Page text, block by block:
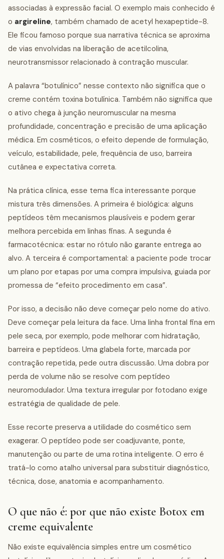
associadas à expressão facial. O exemplo mais conhecido é
o argireline, também chamado de acetyl hexapeptide-8.
Ele ficou famoso porque sua narrativa técnica se aproxima
de vias envolvidas na liberação de acetilcolina,
neurotransmissor relacionado à contração muscular.
A palavra “botulínico” nesse contexto não significa que o
creme contém toxina botulínica. Também não significa que
o ativo chega à junção neuromuscular na mesma
profundidade, concentração e precisão de uma aplicação
médica. Em cosméticos, o efeito depende de formulação,
veículo, estabilidade, pele, frequência de uso, barreira
cutânea e expectativa correta.
Na prática clínica, esse tema fica interessante porque
mistura três dimensões. A primeira é biológica: alguns
peptídeos têm mecanismos plausíveis e podem gerar
melhora percebida em linhas finas. A segunda é
farmacotécnica: estar no rótulo não garante entrega ao
alvo. A terceira é comportamental: a paciente pode trocar
um plano por etapas por uma compra impulsiva, guiada por
promessa de “efeito procedimento em casa”.
Por isso, a decisão não deve começar pelo nome do ativo.
Deve começar pela leitura da face. Uma linha frontal fina em
pele seca, por exemplo, pode melhorar com hidratação,
barreira e peptídeos. Uma glabela forte, marcada por
contração repetida, pede outra discussão. Uma dobra por
perda de volume não se resolve com peptídeo
neuromodulador. Uma textura irregular por fotodano exige
estratégia de qualidade de pele.
Esse recorte preserva a utilidade do cosmético sem
exagerar. O peptídeo pode ser coadjuvante, ponte,
manutenção ou parte de uma rotina inteligente. O erro é
tratá-lo como atalho universal para substituir diagnóstico,
técnica, dose, anatomia e acompanhamento.
O que não é: por que não existe Botox em
creme equivalente
Não existe equivalência simples entre um cosmético